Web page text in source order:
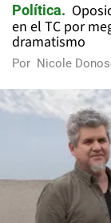
Política
en el TC por
dramatismo
Por Nicole